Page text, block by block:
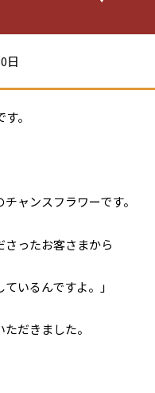
日
。
ャンスフラワーです。
さったお客さまから
ているんですよ。」
だきました。